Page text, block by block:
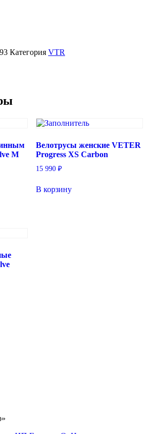
Категория VTR
M
Велотрусы женские VETER
Progress XS Carbon
15 990 ₽
В корзину